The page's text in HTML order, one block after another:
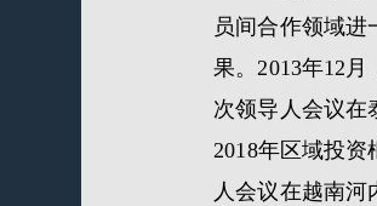
员间合作领域
果。2013年12月
次领导人会议在
2018年区域投资
人会议在越南河